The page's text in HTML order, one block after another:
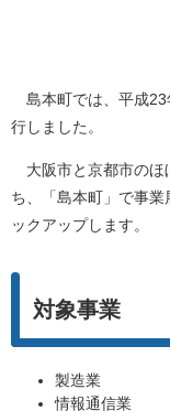
島本町では、平成23
行しました。
大阪市と京都市のほ
ち、「島本町」で事
ックアップします。
対象事業
製造業
情報通信業